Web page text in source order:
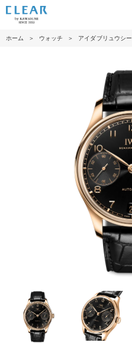
ホーム ＞ ウォッチ ＞ アイダブリュウシー